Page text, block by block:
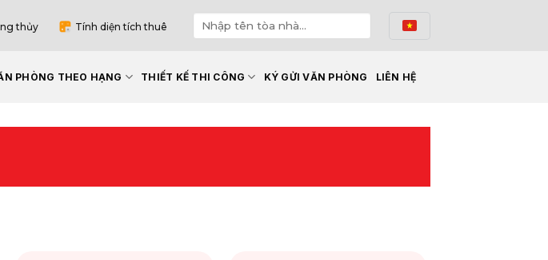
thủy Tính diện tích thuê
PHÒNG THEO HẠNG THIẾT KẾ THI CÔNG KÝ GỬI VĂN PHÒNG LIÊN HỆ